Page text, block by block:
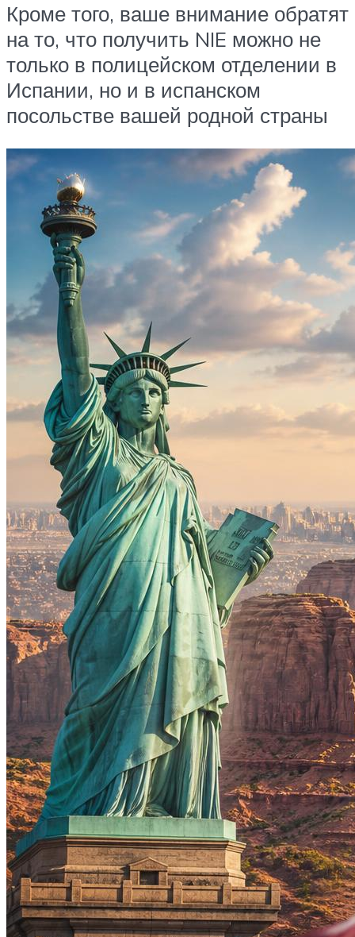
Кроме того, ваше внимание обратят
на то, что получить NIE можно не
только в полицейском отделении в
Испании, но и в испанском
посольстве вашей родной страны